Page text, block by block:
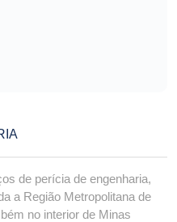
de perícia de engenharia,
a Região Metropolitana de
no interior de Minas